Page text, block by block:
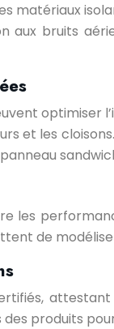
matériaux
aux bruits
optimiser
et les
les
de
produits